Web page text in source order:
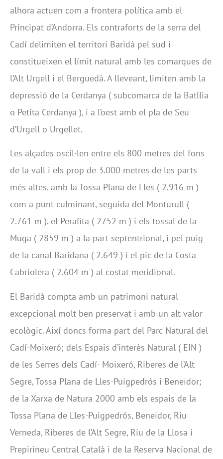
alhora actuen com a frontera política amb el
Principat d’Andorra. Els contraforts de la serra del
Cadí delimiten el territori Baridà pel sud i
constitueixen el límit natural amb les comarques de
l’Alt Urgell i el Berguedà. A lleveant, limiten amb la
depressió de la Cerdanya ( subcomarca de la Batllia
o Petita Cerdanya ), i a l’oest amb el pla de Seu
d’Urgell o Urgellet.
Les alçades oscil·len entre els 800 metres del fons
de la vall i els prop de 3.000 metres de les parts
més altes, amb la Tossa Plana de Lles ( 2.916 m )
com a punt culminant, seguida del Monturull (
2.761 m ), el Perafita ( 2752 m ) i els tossal de la
Muga ( 2859 m ) a la part septentrional, i pel puig
de la canal Baridana ( 2.649 ) i el pic de la Costa
Cabriolera ( 2.604 m ) al costat meridional.
El Baridà compta amb un patrimoni natural
excepcional molt ben preservat i amb un alt valor
ecològic. Així doncs forma part del Parc Natural del
Cadí-Moixeró; dels Espais d’interès Natural ( EIN )
de les Serres dels Cadí- Moixeró, Riberes de l’Alt
Segre, Tossa Plana de Lles-Puigpedrós i Beneïdor;
de la Xarxa de Natura 2000 amb els espais de la
Tossa Plana de Lles-Puigpedrós, Beneïdor, Riu
Verneda, Riberes de l’Alt Segre, Riu de la Llosa i
Prepirineu Central Català i de la Reserva Nacional de